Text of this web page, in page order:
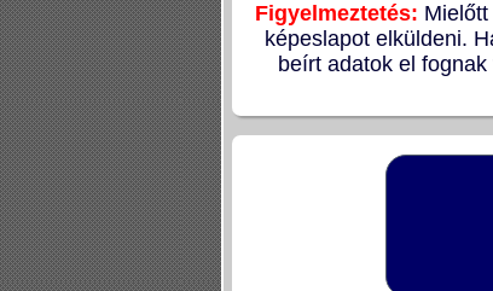
Figyelmeztetés:
képeslapot elküldeni.
beírt adatok el